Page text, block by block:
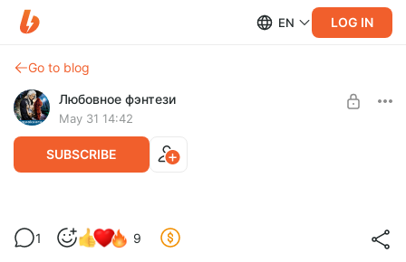
EN LOG IN
Go to blog
Любовное фэнтези
May 31 14:42
SUBSCRIBE
Бросил муж? Не беда!
Бросил муж? Не беда! Беда начнется с момента, когда он
Level required:
1 9